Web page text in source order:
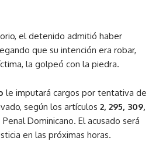
el detenido admitió haber
que su intención era robar,
la golpeó con la piedra.
le imputará cargos por tentativa de
según los artículos 2, 295, 309,
Dominicano. El acusado será
en las próximas horas.